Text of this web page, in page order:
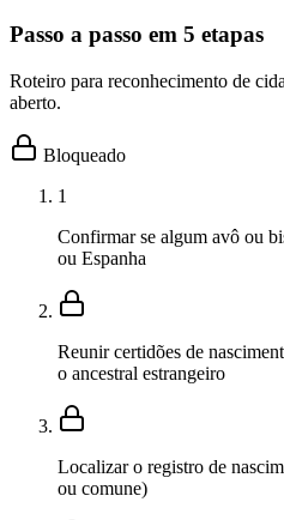
Passo a passo em 5 etapas
Roteiro para reconhecimento de
aberto.
Bloqueado
1
Confirmar se algum avô ou
ou Espanha
Reunir certidões de
o ancestral estrangeiro
Localizar o registro de
ou comune)